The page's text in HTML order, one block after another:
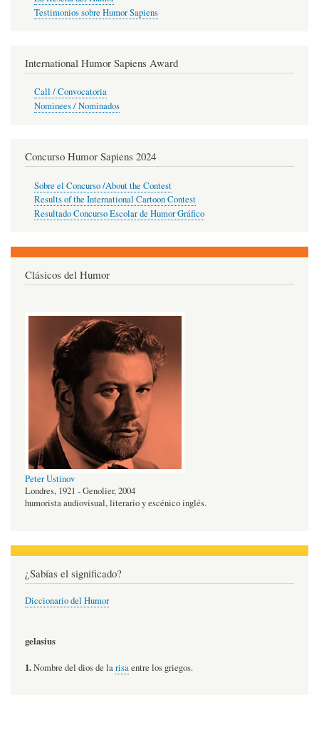
Testimonios sobre Humor Sapiens
International Humor Sapiens Award
Call / Convocatoria
Nominees / Nominados
Concurso Humor Sapiens 2024
Sobre el Concurso /About the Contest
Results of the International Cartoon Contest
Resultado Concurso Escolar de Humor Gráfico
Clásicos del Humor
Peter Ustinov
Londres, 1921 - Genolier, 2004
humorista audiovisual, literario y escénico inglés.
¿Sabías el significado?
Diccionario del Humor
gelasius
1.Nombre del dios de larisaentre los griegos.